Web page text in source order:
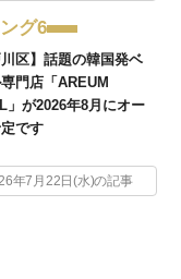
グ6
川区】話題の韓国発ベ
門店「AREUM
」が2026年8月にオー
です
年7月22日(水)の記事